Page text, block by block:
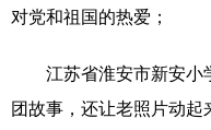
English
Русский язык
Deutsch
对党和祖国的热爱；
江苏省淮安市新安小
团故事，还让老照片动起